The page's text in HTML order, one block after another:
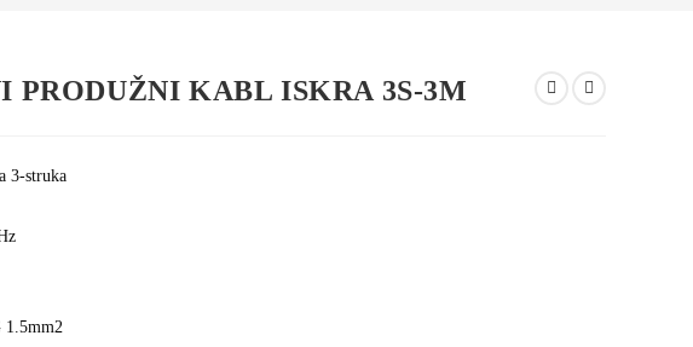
PRODUŽNI KABL ISKRA 3S-3M
3-struka
1.5mm2